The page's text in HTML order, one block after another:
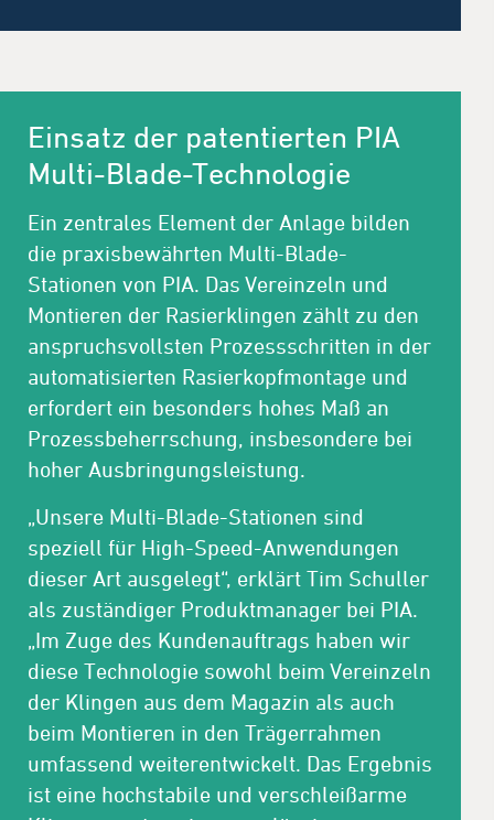
Einsatz der patentierten PIA
Multi-Blade-Technologie
Ein zentrales Element der Anlage bilden
die praxisbewährten Multi-Blade-
Stationen von PIA. Das Vereinzeln und
Montieren der Rasierklingen zählt zu den
anspruchsvollsten Prozessschritten in der
automatisierten Rasierkopfmontage und
erfordert ein besonders hohes Maß an
Prozessbeherrschung, insbesondere bei
hoher Ausbringungsleistung.
„Unsere Multi-Blade-Stationen sind
speziell für High-Speed-Anwendungen
dieser Art ausgelegt“, erklärt Tim Schuller
als zuständiger Produktmanager bei PIA.
„Im Zuge des Kundenauftrags haben wir
diese Technologie sowohl beim Vereinzeln
der Klingen aus dem Magazin als auch
beim Montieren in den Trägerrahmen
umfassend weiterentwickelt. Das Ergebnis
ist eine hochstabile und verschleißarme